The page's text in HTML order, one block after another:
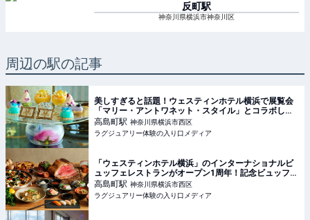
反町駅
神奈川県横浜市神奈川区
周辺の駅の記事
美しすぎると話題！ウェスティンホテル横浜で展覧会
「マリー・アントワネット・スタイル」とコラボした
アフタヌーンティーが開催中【実食レポート】
高島町駅 神奈川県横浜市西区
ラグジュアリー体験の入り口メディア
「ウェスティンホテル横浜」のインターナショナルビ
ュッフェレストランがオープン1周年！記念ビュッフェ
を堪能
高島町駅 神奈川県横浜市西区
ラグジュアリー体験の入り口メディア